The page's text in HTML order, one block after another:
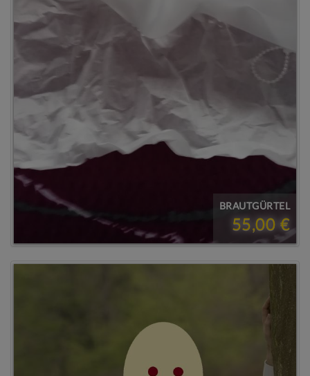
BRAUTGÜRTEL
55,00 €